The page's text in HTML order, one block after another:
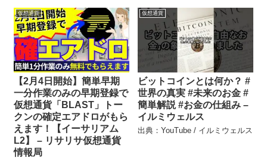
仮想通貨
【2月4日開始】簡単早期
一分作業のみの早期登録で
仮想通貨「BLAST」トー
クンの確定エアドロがもら
えます！【イーサリアム
L2】 – リサリサ仮想通貨
情報局
仮想通貨
ビットコインとは何か？ #
世界の真実 #未来のお金 #
簡単解説 #お金の仕組み –
イルミウェルス
出典：YouTube / イルミウェルス